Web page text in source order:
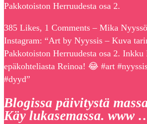
Pakkotoiston Herruudesta osa 2.
385 Likes, 1 Comments – Mika
Instagram: “Art by Nyyssis – Kuva
Pakkotoiston Herruudesta osa 2.
epäkohteliasta Reinoa! 😂 #art
#dyyd”
Blogissa päivitystä
Käy lukasemassa. www